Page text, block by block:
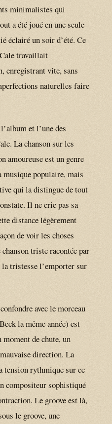
minimalistes qui
a été joué en une seule
éclairé un soir d’été. Ce
travaillait
enregistrant vite, sans
naturelles faire
et l’une des
La chanson sur les
amoureuse est un genre
musique populaire, mais
qui la distingue de tout
Il ne crie pas sa
distance légèrement
de voir les choses
triste racontée par
la tristesse l’emporter sur
avec le morceau
la même année) est
de chute, un
direction. La
tension rythmique sur ce
compositeur sophistiqué
Le groove est là,
le groove, une